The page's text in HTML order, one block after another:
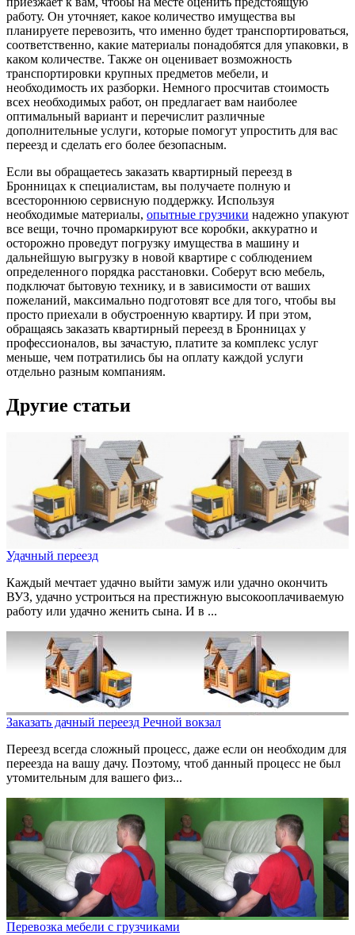
работу. Он уточняет, какое количество имущества вы
планируете перевозить, что именно будет транспортироваться,
соответственно, какие материалы понадобятся для упаковки, в
каком количестве. Также он оценивает возможность
транспортировки крупных предметов мебели, и
необходимость их разборки. Немного просчитав стоимость
всех необходимых работ, он предлагает вам наиболее
оптимальный вариант и перечислит различные
дополнительные услуги, которые помогут упростить для вас
переезд и сделать его более безопасным.
Если вы обращаетесь заказать квартирный переезд в
Бронницах к специалистам, вы получаете полную и
всестороннюю сервисную поддержку. Используя
необходимые материалы, опытные грузчики надежно упакуют
все вещи, точно промаркируют все коробки, аккуратно и
осторожно проведут погрузку имущества в машину и
дальнейшую выгрузку в новой квартире с соблюдением
определенного порядка расстановки. Соберут всю мебель,
подключат бытовую технику, и в зависимости от ваших
пожеланий, максимально подготовят все для того, чтобы вы
просто приехали в обустроенную квартиру. И при этом,
обращаясь заказать квартирный переезд в Бронницах у
профессионалов, вы зачастую, платите за комплекс услуг
меньше, чем потратились бы на оплату каждой услуги
отдельно разным компаниям.
Другие статьи
Удачный переезд
Каждый мечтает удачно выйти замуж или удачно окончить
ВУЗ, удачно устроиться на престижную высокооплачиваемую
работу или удачно женить сына. И в ...
Заказать дачный переезд Речной вокзал
Переезд всегда сложный процесс, даже если он необходим для
переезда на вашу дачу. Поэтому, чтоб данный процесс не был
утомительным для вашего физ...
Перевозка мебели с грузчиками